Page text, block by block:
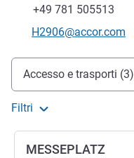
Fax
+49 781 505513
E-mail di contatto
H2906@accor.com
Accesso e trasporti
Accesso e trasporti (3)
Filtri
MESSEPLATZ